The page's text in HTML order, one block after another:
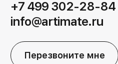
+7 499 302-28-84
info@artimate.ru
Перезвоните мне